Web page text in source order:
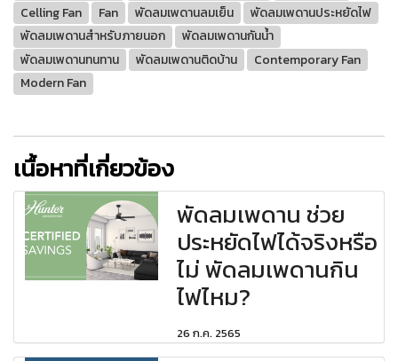
Celling Fan
Fan พัดลมเพดานลมเย็น
พัดลมเพดานประหยัดไฟ
พัดลมเพดานสำหรับภายนอก
พัดลมเพดานกันน้ำ
พัดลมเพดานทนทาน
พัดลมเพดานติดบ้าน
Contemporary Fan
Modern Fan
เนื้อหาที่เกี่ยวข้อง
พัดลมเพดาน ช่วย
ประหยัดไฟได้จริงหรือ
ไม่ พัดลมเพดานกิน
ไฟไหม?
26 ก.ค. 2565